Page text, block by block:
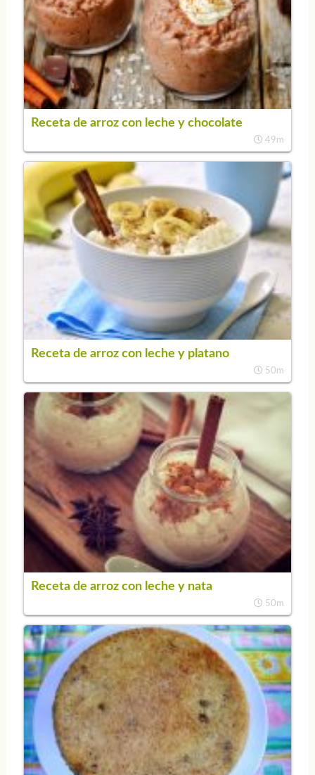
Receta de arroz con leche y chocolate
49m
Receta de arroz con leche y platano
50m
Receta de arroz con leche y nata
50m